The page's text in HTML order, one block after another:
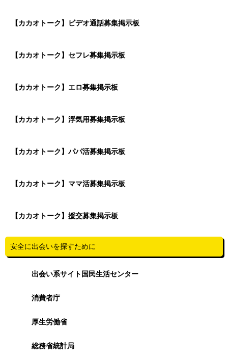
【カカオトーク】ビデオ通話募集掲示板
【カカオトーク】セフレ募集掲示板
【カカオトーク】エロ募集掲示板
【カカオトーク】浮気用募集掲示板
【カカオトーク】パパ活募集掲示板
【カカオトーク】ママ活募集掲示板
【カカオトーク】援交募集掲示板
安全に出会いを探すために
出会い系サイト国民生活センター
消費者庁
厚生労働省
総務省統計局